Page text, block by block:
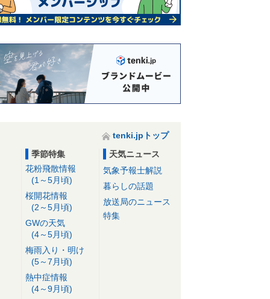
tenki.jpトップ
季節特集
花粉飛散情報
(1～5月頃)
桜開花情報
(2～5月頃)
GWの天気
(4～5月頃)
梅雨入り・明け
(5～7月頃)
熱中症情報
(4～9月頃)
天気ニュース
気象予報士解説
暮らしの話題
放送局のニュース
特集